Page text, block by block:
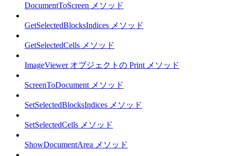
DocumentToScreen メソッド
GetSelectedBlocksIndices メソッド
GetSelectedCells メソッド
ImageViewer オブジェクトの Print メソッド
ScreenToDocument メソッド
SetSelectedBlocksIndices メソッド
SetSelectedCells メソッド
ShowDocumentArea メソッド